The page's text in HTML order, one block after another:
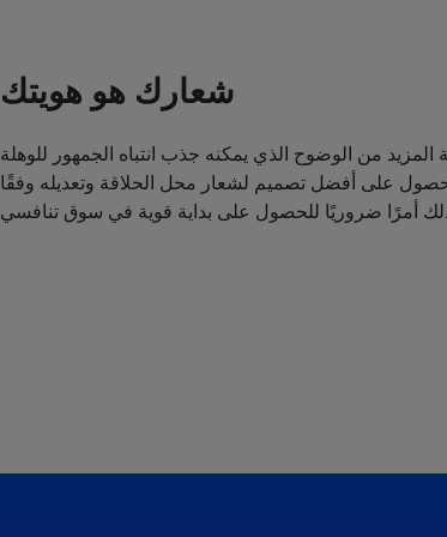
شعارك هو هويتك
المزيد من الوضوح الذي يمكنه جذب انتباه الجمهور للوهلة
على أفضل تصميم لشعار محل الحلاقة وتعديله وفقًا
أمرًا ضروريًا للحصول على بداية قوية في سوق تنافسي